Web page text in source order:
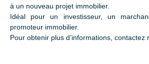
à un nouveau projet immobilier.
Idéal pour un investisseur, un
promoteur immobilier.
Pour obtenir plus d’informations, contactez